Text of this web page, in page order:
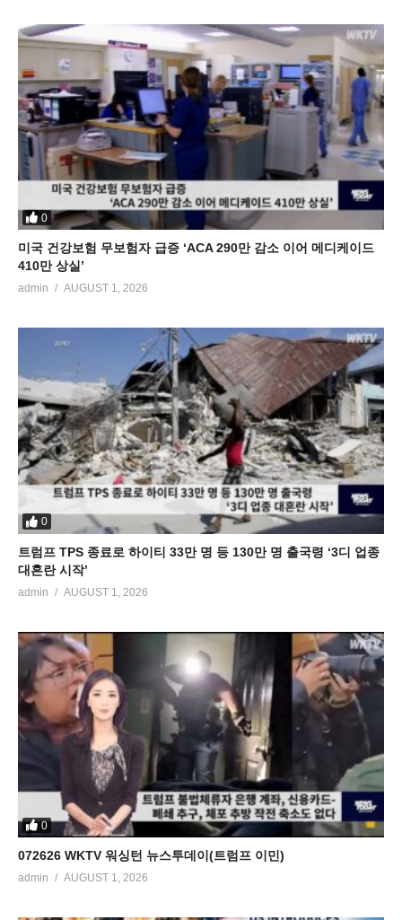
0
미국 건강보험 무보험자 급증 ‘ACA 290만 감소 이어 메디케이드
410만 상실’
admin AUGUST 1, 2026
0
트럼프 TPS 종료로 하이티 33만 명 등 130만 명 출국령 ‘3디 업종
대혼란 시작’
admin AUGUST 1, 2026
0
072626 WKTV 워싱턴 뉴스투데이(트럼프 이민)
admin AUGUST 1, 2026